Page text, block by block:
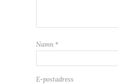
Namn *
E-postadress